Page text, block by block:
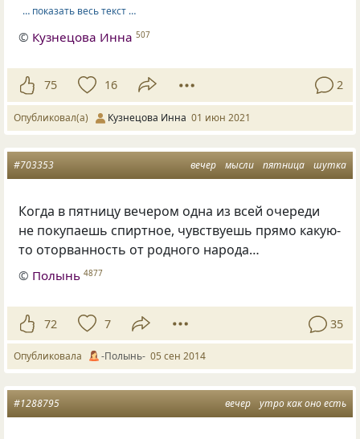
… показать весь текст …
© Кузнецова Инна 507
75 16 2
Опубликовал(а) Кузнецова Инна 01 июн 2021
вечер мысли пятница шутка
#703353
Когда в пятницу вечером одна из всей очереди
не покупаешь спиртное, чувствуешь прямо какую-
то оторванность от родного народа…
© Полынь 4877
72 7 35
Опубликовала -Полынь- 05 сен 2014
вечер утро как оно есть
#1288795